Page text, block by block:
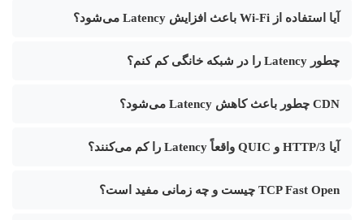
آیا استفاده از Wi-Fi باعث افزایش Latency می‌شود؟
چطور Latency را در شبکه خانگی کم کنم؟
CDN چطور باعث کاهش Latency می‌شود؟
آیا HTTP/3 و QUIC واقعاً Latency را کم می‌کنند؟
TCP Fast Open چیست و چه زمانی مفید است؟